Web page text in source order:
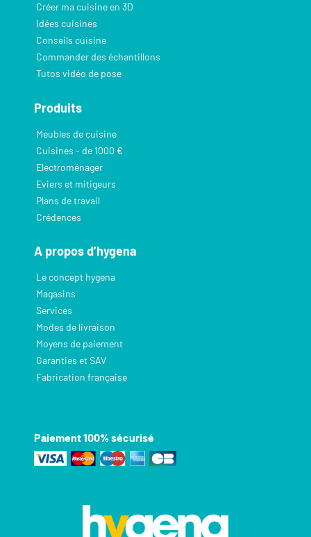
Créer ma cuisine en 3D
Idées cuisines
Conseils cuisine
Commander des échantillons
Tutos vidéo de pose
Produits
Meubles de cuisine
Cuisines - de 1000 €
Electroménager
Eviers et mitigeurs
Plans de travail
Crédences
A propos d’hygena
Le concept hygena
Magasins
Services
Modes de livraison
Moyens de paiement
Garanties et SAV
Fabrication française
Paiement 100% sécurisé